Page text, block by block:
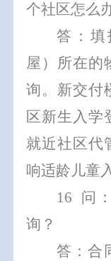
个社区怎么
答：
屋）所在的
询。新交付
区新生入学
就近社区代
响适龄儿童
16 问：
询？
答：合